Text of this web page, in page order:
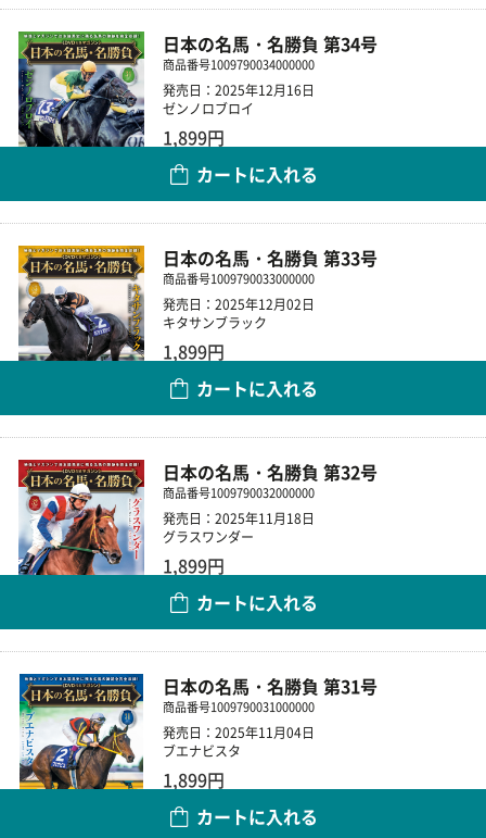
日本の名馬・名勝負 第34号
商品番号1009790034000000
発売日：2025年12月16日
ゼンノロブロイ
1,899円
カートに入れる
日本の名馬・名勝負 第33号
商品番号1009790033000000
発売日：2025年12月02日
キタサンブラック
1,899円
カートに入れる
日本の名馬・名勝負 第32号
商品番号1009790032000000
発売日：2025年11月18日
グラスワンダー
1,899円
カートに入れる
日本の名馬・名勝負 第31号
商品番号1009790031000000
発売日：2025年11月04日
ブエナビスタ
1,899円
カートに入れる